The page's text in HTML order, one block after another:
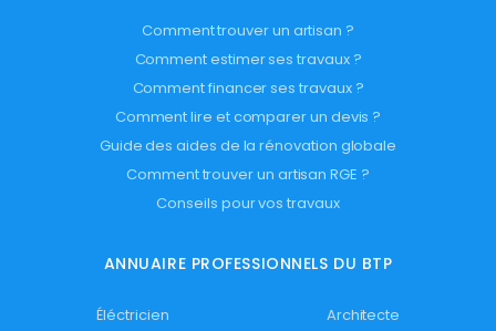
Comment trouver un artisan ?
Comment estimer ses travaux ?
Comment financer ses travaux ?
Comment lire et comparer un devis ?
Guide des aides de la rénovation globale
Comment trouver un artisan RGE ?
Conseils pour vos travaux
ANNUAIRE PROFESSIONNELS DU BTP
Éléctricien
Architecte